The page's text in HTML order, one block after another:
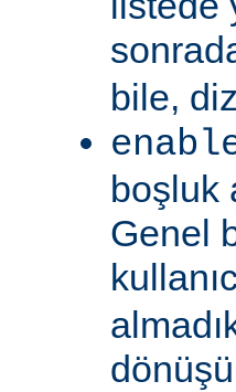
bile,
boşluk
Genel